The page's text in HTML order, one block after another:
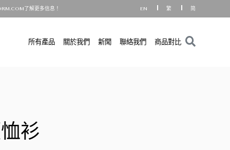
解更多信息！ EN 繁 简
所有產品 關於我們 新聞 聯絡我們 商品對比
衫